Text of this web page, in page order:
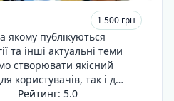
1 500 грн
якому публікуються
та інші актуальні теми
створювати якісний
користувачів, так і д…
Рейтинг: 5.0